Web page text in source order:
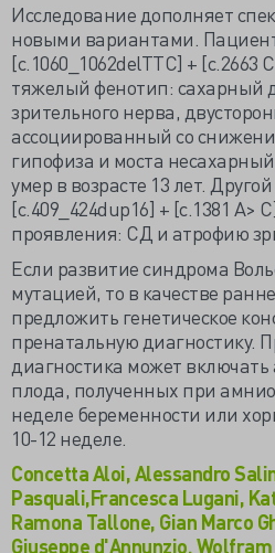
Исследование дополняет
новыми вариантами.
[c.1060_1062delTTC] + [c.2663
тяжелый фенотип: сахарный
зрительного нерва,
ассоциированный со
гипофиза и моста
умер в возрасте 13 лет.
[c.409_424dup16] + [c.1381 А>
проявления: СД и атрофию
Если развитие синдрома
мутацией, то в качестве
предложить генетическое
пренатальную диагностику.
диагностика может
плода, полученных при
неделе беременности или
10-12 неделе.
Concetta Aloi, Alessandro
Pasquali,Francesca Lugani,
Ramona Tallone, Gian Marco
Giuseppe d'Annunzio.